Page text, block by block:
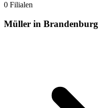
0 Filialen
Müller in Brandenburg